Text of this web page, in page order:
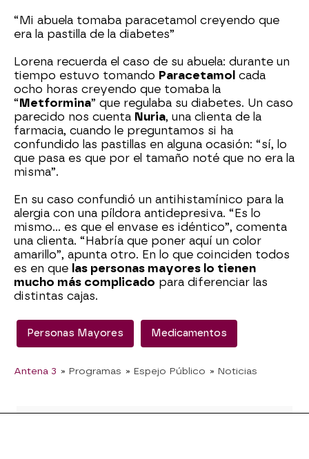
“Mi abuela tomaba paracetamol creyendo que
era la pastilla de la diabetes”
Lorena recuerda el caso de su abuela: durante un
tiempo estuvo tomando Paracetamol cada
ocho horas creyendo que tomaba la
“Metformina” que regulaba su diabetes. Un caso
parecido nos cuenta Nuria, una clienta de la
farmacia, cuando le preguntamos si ha
confundido las pastillas en alguna ocasión: “sí, lo
que pasa es que por el tamaño noté que no era la
misma”.
En su caso confundió un antihistamínico para la
alergia con una píldora antidepresiva. “Es lo
mismo… es que el envase es idéntico”, comenta
una clienta. “Habría que poner aquí un color
amarillo”, apunta otro. En lo que coinciden todos
es en que las personas mayores lo tienen
mucho más complicado para diferenciar las
distintas cajas.
Personas Mayores Medicamentos
Antena 3 » Programas » Espejo Público » Noticias